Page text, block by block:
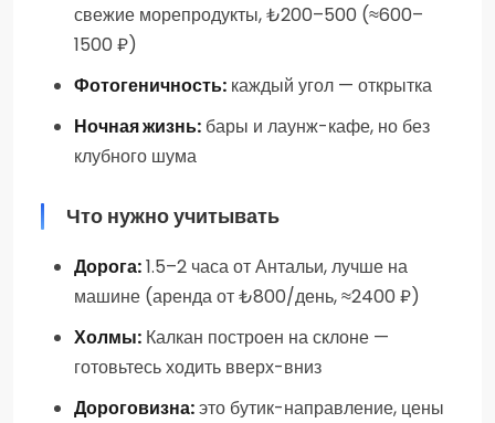
свежие морепродукты, ₺200–500 (≈600–
1500 ₽)
Фотогеничность: каждый угол — открытка
Ночная жизнь: бары и лаунж-кафе, но без
клубного шума
Что нужно учитывать
Дорога:1.5–2 часа от Антальи, лучше на
машине (аренда от ₺800/день, ≈2400 ₽)
Холмы: Калкан построен на склоне —
готовьтесь ходить вверх-вниз
Дороговизна:это бутик-направление, цены